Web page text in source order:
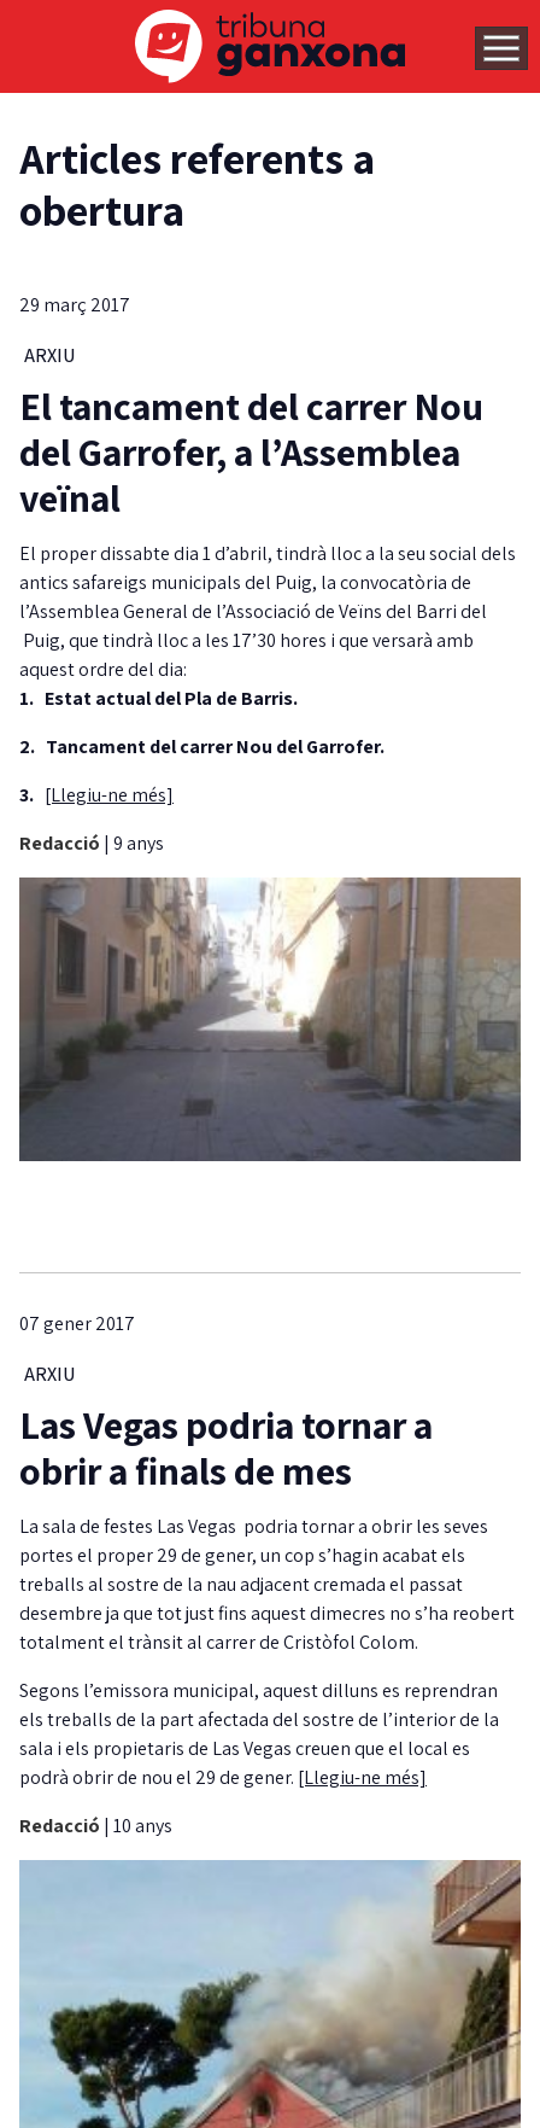
Articles referents a
obertura
29 març 2017
ARXIU
El tancament del carrer Nou
del Garrofer, a l’Assemblea
veïnal
El proper dissabte dia 1 d’abril, tindrà lloc a la seu social dels
antics safareigs municipals del Puig, la convocatòria de
l’Assemblea General de l’Associació de Veïns del Barri del
Puig, que tindrà lloc a les 17’30 hores i que versarà amb
aquest ordre del dia:
1. Estat actual del Pla de Barris.
2. Tancament del carrer Nou del Garrofer.
3. [Llegiu-ne més]
Redacció | 9 anys
07 gener 2017
ARXIU
Las Vegas podria tornar a
obrir a finals de mes
La sala de festes Las Vegas podria tornar a obrir les seves
portes el proper 29 de gener, un cop s’hagin acabat els
treballs al sostre de la nau adjacent cremada el passat
desembre ja que tot just fins aquest dimecres no s’ha reobert
totalment el trànsit al carrer de Cristòfol Colom.
Segons l’emissora municipal, aquest dilluns es reprendran
els treballs de la part afectada del sostre de l’interior de la
sala i els propietaris de Las Vegas creuen que el local es
podrà obrir de nou el 29 de gener. [Llegiu-ne més]
Redacció | 10 anys